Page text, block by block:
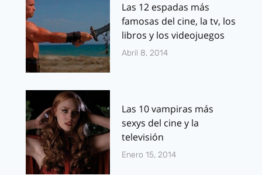
Las 12 espadas más
famosas del cine, la tv, los
libros y los videojuegos
Abril 8, 2014
Las 10 vampiras más
sexys del cine y la
televisión
Enero 15, 2014